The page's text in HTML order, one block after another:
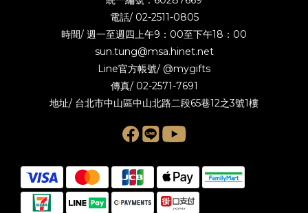
電話/ 02-2511-0805
時間/ 週一至週四上午9：00至下午18：00
sun.tung@msa.hinet.net
Line官方帳號/ @mygifts
傳真/ 02-2571-7691
地址/ 台北市中山區中山北路二段65巷12之3號1樓